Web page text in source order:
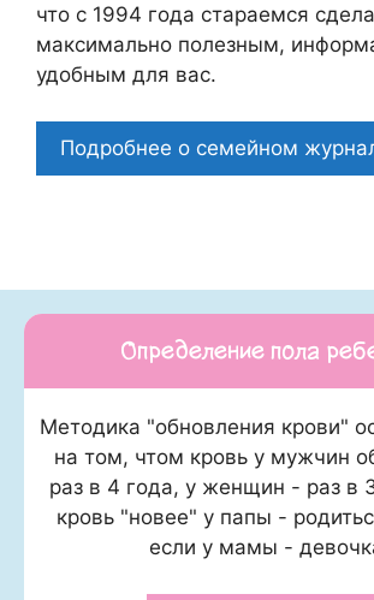
что c 1994 года стараемся
максимально полезным,
удобным для вас.
Подробнее о семейном
Определение пола
Методика "обновления крови"
на том, чтом кровь у мужчин
раз в 4 года, у женщин - раз в
кровь "новее" у папы -
если у мамы -